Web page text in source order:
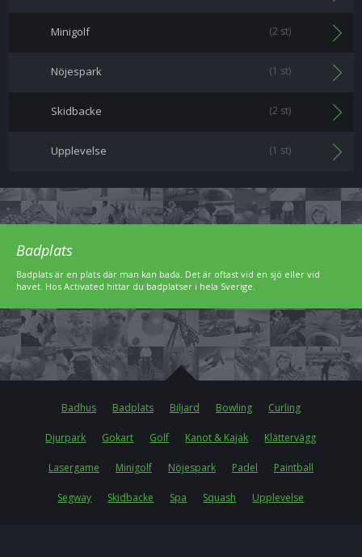
Minigolf (2 st)
Nöjespark (1 st)
Skidbacke (2 st)
Upplevelse (1 st)
Badplats
Badplats är en plats där man kan bada. Det är oftast vid en sjö eller vid
havet. Hos Activated hittar du badplatser i hela Sverige.
Badhus Badplats Biljard Bowling Curling
Djurpark Gokart Golf Kanot & Kajak Klättervägg
Lasergame Minigolf Nöjespark Padel Paintball
Segway Skidbacke Spa Squash Upplevelse